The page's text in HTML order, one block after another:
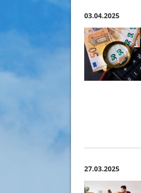
03.04.2025
27.03.2025